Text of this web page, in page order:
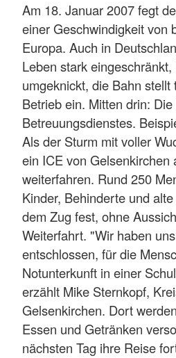
Am 18. Januar 2007 fegt
einer Geschwindigkeit von
Europa. Auch in
Leben stark
umgeknickt, die Bahn stellt
Betrieb ein. Mitten drin:
Betreuungsdienstes.
Als der Sturm mit voller
ein ICE von Gelsenkirchen
weiterfahren. Rund 250
Kinder, Behinderte und
dem Zug fest, ohne
Weiterfahrt. "Wir haben
entschlossen, für die
Notunterkunft in einer
erzählt Mike Sternkopf,
Gelsenkirchen. Dort
Essen und Getränken
nächsten Tag ihre Reise